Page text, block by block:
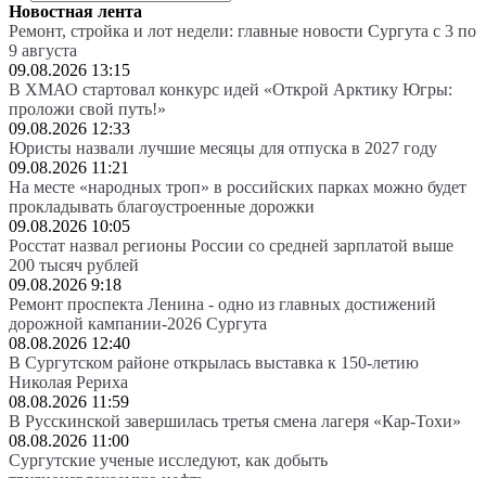
Новостная лента
Ремонт, стройка и лот недели: главные новости Сургута с 3 по
9 августа
09.08.2026 13:15
В ХМАО стартовал конкурс идей «Открой Арктику Югры:
проложи свой путь!»
09.08.2026 12:33
Юристы назвали лучшие месяцы для отпуска в 2027 году
09.08.2026 11:21
На месте «народных троп» в российских парках можно будет
прокладывать благоустроенные дорожки
09.08.2026 10:05
Росстат назвал регионы России со средней зарплатой выше
200 тысяч рублей
09.08.2026 9:18
Ремонт проспекта Ленина - одно из главных достижений
дорожной кампании-2026 Сургута
08.08.2026 12:40
В Сургутском районе открылась выставка к 150-летию
Николая Рериха
08.08.2026 11:59
В Русскинской завершилась третья смена лагеря «Кар-Тохи»
08.08.2026 11:00
Сургутские ученые исследуют, как добыть